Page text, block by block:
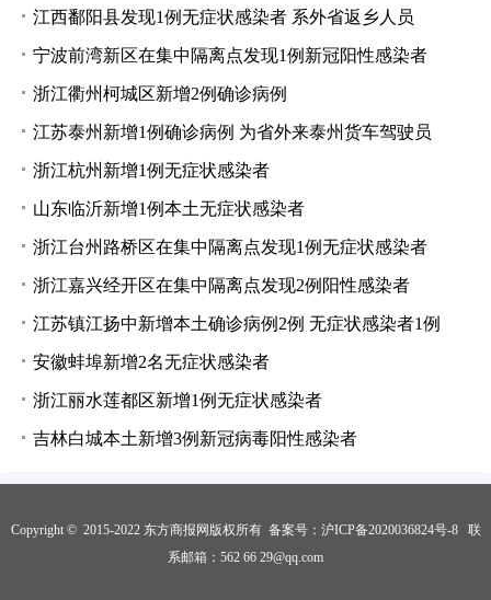
江西鄱阳县发现1例无症状感染者 系外省返乡人员
宁波前湾新区在集中隔离点发现1例新冠阳性感染者
浙江衢州柯城区新增2例确诊病例
江苏泰州新增1例确诊病例 为省外来泰州货车驾驶员
浙江杭州新增1例无症状感染者
山东临沂新增1例本土无症状感染者
浙江台州路桥区在集中隔离点发现1例无症状感染者
浙江嘉兴经开区在集中隔离点发现2例阳性感染者
江苏镇江扬中新增本土确诊病例2例 无症状感染者1例
安徽蚌埠新增2名无症状感染者
浙江丽水莲都区新增1例无症状感染者
吉林白城本土新增3例新冠病毒阳性感染者
Copyright © 2015-2022 东方商报网版权所有 备案号： 沪ICP备2020036824号-8联
系邮箱：562 66 29@qq.com